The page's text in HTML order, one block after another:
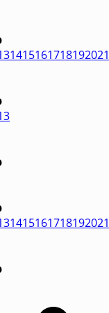
1415161718192021
1415161718192021